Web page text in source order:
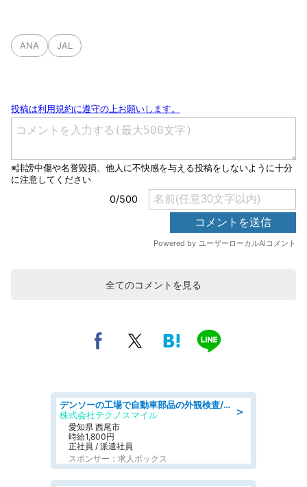
ANA JAL
全てのコメントを見る
＞
デンソーの工場で自動車部品の外観検査/denso aichi
株式会社テクノスマイル
愛知県 西尾市
時給1,800円
正社員 / 派遣社員
スポンサー：求人ボックス